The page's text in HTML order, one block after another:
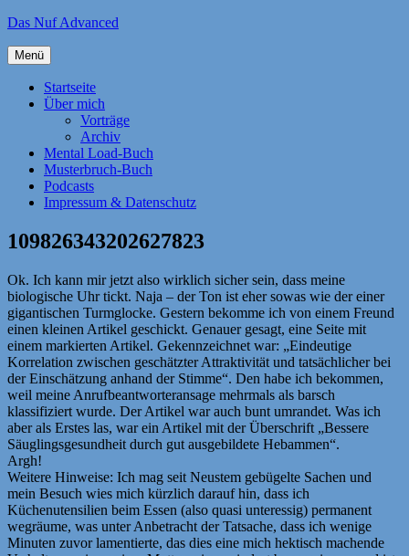
Zum
springen
Das Nuf Advanced
Menü
Startseite
Über mich
Vorträge
Archiv
Mental Load-Buch
Musterbruch-Buch
Podcasts
Impressum & Datenschutz
109826343202627823
Ok. Ich kann mir jetzt also wirklich sicher sein, dass meine
biologische Uhr tickt. Naja – der Ton ist eher sowas wie der einer
gigantischen Turmglocke. Gestern bekomme ich von einem Freund
einen kleinen Artikel geschickt. Genauer gesagt, eine Seite mit
einem markierten Artikel. Gekennzeichnet war: „Eindeutige
Korrelation zwischen geschätzter Attraktivität und tatsächlicher bei
der Einschätzung anhand der Stimme“. Den habe ich bekommen,
weil meine Anrufbeantworteransage mehrmals als barsch
klassifiziert wurde. Der Artikel war auch bunt umrandet. Was ich
aber als Erstes las, war ein Artikel mit der Überschrift „Bessere
Säuglingsgesundheit durch gut ausgebildete Hebammen“.
Argh!
Weitere Hinweise: Ich mag seit Neustem gebügelte Sachen und
mein Besuch wies mich kürzlich darauf hin, dass ich
Küchenutensilien beim Essen (also quasi unteressig) permanent
wegräume, was unter Anbetracht der Tatsache, dass ich wenige
Minuten zuvor lamentierte, das dies eine mich hektisch machende